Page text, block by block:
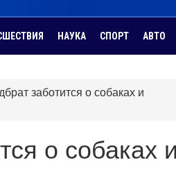
НАУКА СПОРТ АВТО
заботится о собаках и
о собаках и